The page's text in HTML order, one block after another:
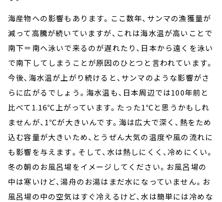
海産物への影響もあります。ここ数年、サンマの漁獲量が
減って高騰が続いていますが、これは海水温が高いことで
南下＝南へ泳いで来るのが遅れたり、日本から遠くを泳い
で南下してしまうことが原因のひとつと言われています。
今後、海水温が上がり続けると、サンマのような影響がさ
らに広がるでしょう。海水温も、日本周辺では100年前と
比べて1.16℃上がっています。たった1℃と思うかもしれ
ませんが、1℃が大きいんです。海は広大で深く、熱をため
込む容量が大きいため、とうぜん大気の温度や風の流れに
も影響を与えます。そして、水は熱しにくく、冷めにくい。
冬の朝のお風呂場をイメージしてください。お風呂場の
中は寒いけど、湯舟のお湯はまだ水になっていません。お
風呂場の中の空気はすぐ冷えるけど、水は簡単には冷めな